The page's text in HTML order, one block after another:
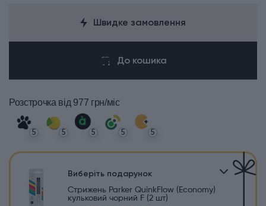
Швидке замовлення
До кошика
Розстрочка від 977 грн/міс
5 5 5 5 5
Виберіть подарунок
Стрижень Parker QuinkFlow (Economy)
кульковий чорний F (2 шт)